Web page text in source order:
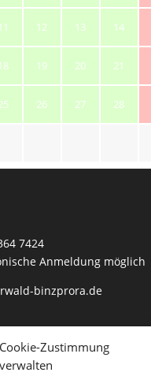
Cookie-Zustimmung
verwalten
12 13 14
19 20 21
26 27 28
7424
Anmeldung möglich
binzprora.de
BinzProra Uwe Häusler